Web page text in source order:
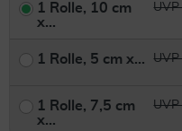
1 Rolle, 10 cm
x...
UVP
1 Rolle, 5 cm x... UVP
1 Rolle, 7,5 cm
x...
UVP